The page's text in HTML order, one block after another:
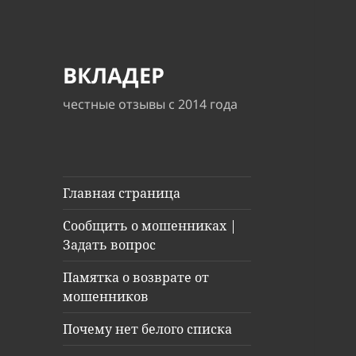
ВКЛАДЕР
честные отзывы с 2014 года
Главная страница
Сообщить о мошенниках |
Задать вопрос
Памятка о возврате от
мошенников
Почему нет белого списка